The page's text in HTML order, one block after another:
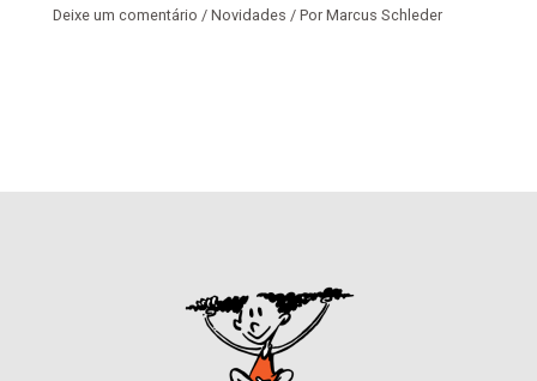
Deixe um comentário /Novidades / PorMarcus Schleder